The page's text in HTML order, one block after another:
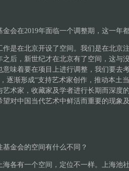
会在2019年面临一个调整期，这一年
是在北京开设了空间。我们是在北京
后，新世纪才在北京有了空间，这与
味着要在项目上进行调整，我们要去
逐渐形成“支持艺术家创作，推动本土
术家，收藏家及学者进行长期而深度
对中国当代艺术中鲜活而重要的现象
金会的空间有什么不同？
各有一个空间，定位不一样。上海池